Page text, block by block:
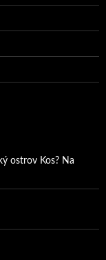
ostrov Kos? Na